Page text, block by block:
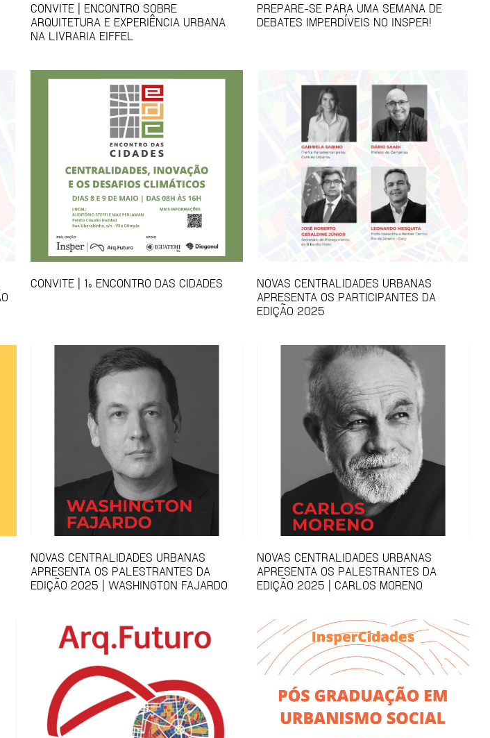
CONVITE | ENCONTRO SOBRE
ARQUITETURA E EXPERIÊNCIA URBANA
NA LIVRARIA EIFFEL
PREPARE-SE PARA UMA SEMANA DE
DEBATES IMPERDÍVEIS NO INSPER!
CONVITE | 1º ENCONTRO DAS CIDADES
NOVAS CENTRALIDADES URBANAS
APRESENTA OS PARTICIPANTES DA
EDIÇÃO 2025
NOVAS CENTRALIDADES URBANAS
APRESENTA OS PALESTRANTES DA
EDIÇÃO 2025 | WASHINGTON FAJARDO
NOVAS CENTRALIDADES URBANAS
APRESENTA OS PALESTRANTES DA
EDIÇÃO 2025 | CARLOS MORENO